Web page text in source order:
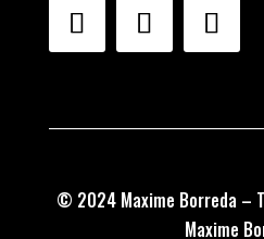
© 2024 Maxime Borreda –
Maxime